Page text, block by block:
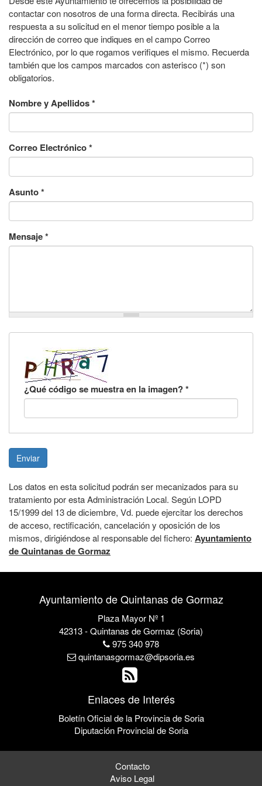
contactar con nosotros de una forma directa. Recibirás una
respuesta a su solicitud en el menor tiempo posible a la
dirección de correo que indiques en el campo Correo
Electrónico, por lo que rogamos verifiques el mismo. Recuerda
también que los campos marcados con asterisco (*) son
obligatorios.
Nombre y Apellidos*
Correo Electrónico*
Asunto*
Mensaje*
¿Qué código se muestra en la imagen?*
Enviar
Los datos en esta solicitud podrán ser mecanizados para su
tratamiento por esta Administración Local. Según LOPD
15/1999 del 13 de diciembre, Vd. puede ejercitar los derechos
de acceso, rectificación, cancelación y oposición de los
mismos, dirigiéndose al responsable del fichero: Ayuntamiento
de Quintanas de Gormaz
Ayuntamiento de Quintanas de Gormaz
Plaza Mayor Nº 1
42313 - Quintanas de Gormaz (Soria)
975 340 978
quintanasgormaz@dipsoria.es
Enlaces de Interés
Boletín Oficial de la Provincia de Soria
Diputación Provincial de Soria
Contacto
Aviso Legal